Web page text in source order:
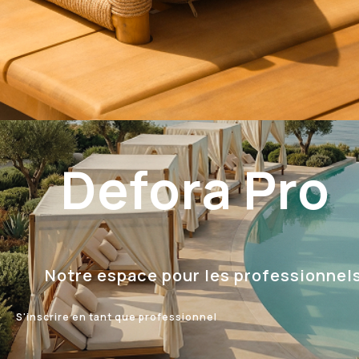
Defora Pro
Notre espace pour les
S'inscrire en tant que professionnel